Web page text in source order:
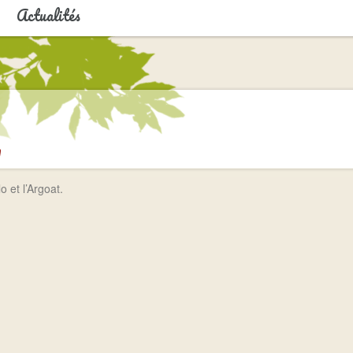
Actualités
et l’Argoat.